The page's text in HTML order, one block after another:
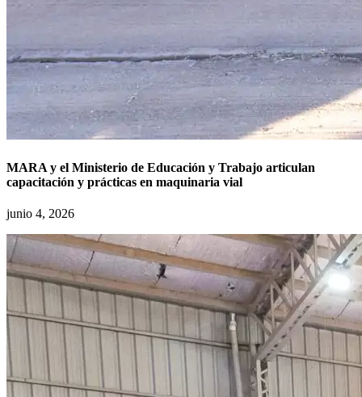
MARA y el Ministerio de Educación y Trabajo articulan
capacitación y prácticas en maquinaria vial
junio 4, 2026